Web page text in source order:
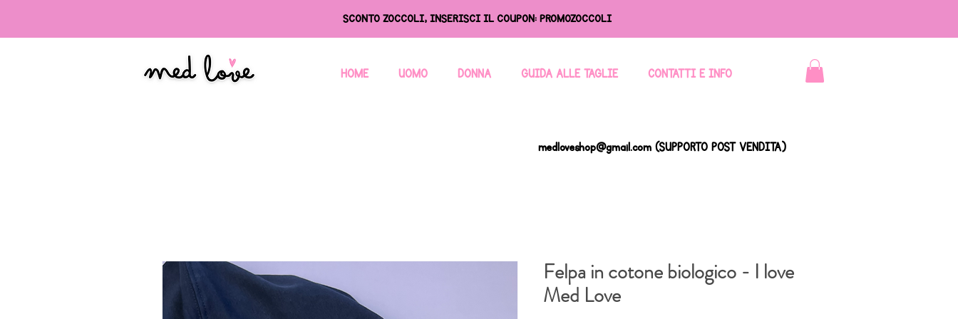
SCONTO ZOCCOLI, INSERISCI IL COUPON: PROMOZOCCOLI
HOME UOMO DONNA GUIDA ALLE TAGLIE CONTATTI E INFO
medloveshop@gmail.com(SUPPORTO POST VENDITA)
Felpa in cotone biologico - I love
Med Love